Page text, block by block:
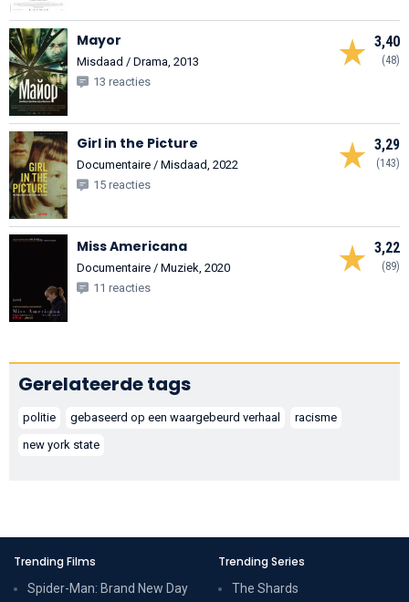
3,40
(48)
Mayor
Misdaad / Drama, 2013
13 reacties
3,29
(143)
Girl in the Picture
Documentaire / Misdaad, 2022
15 reacties
3,22
(89)
Miss Americana
Documentaire / Muziek, 2020
11 reacties
Gerelateerde tags
politie gebaseerd op een waargebeurd verhaal
racisme
new york state
Trending Films
Spider-Man: Brand New Day
Trending Series
The Shards